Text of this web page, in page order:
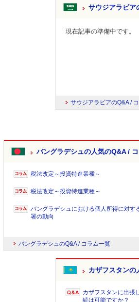
サウジアラビア
現在記事の準備中です。
サウジアラビアのQ&A /
バングラデシュの人気のQ&A /
税法改定～投資特進業種～
税法改定～投資特進業種～
バングラデシュにおける個人所得に対す
署の動向
バングラデシュのQ&A / コラム一覧
カザフスタンの
カザフスタンに出張
続は可能ですか？